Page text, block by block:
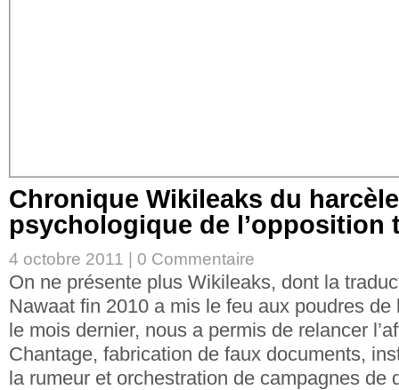
Chronique Wikileaks du
psychologique de l’opposition
4 octobre 2011 | 0 Commentaire
On ne présente plus Wikileaks, dont la
Nawaat fin 2010 a mis le feu aux poudres
le mois dernier, nous a permis de relancer
Chantage, fabrication de faux documents,
la rumeur et orchestration de campagnes de